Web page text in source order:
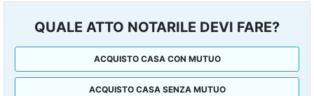
QUALE ATTO NOTARILE DEVI FARE?
ACQUISTO CASA CON MUTUO
ACQUISTO CASA SENZA MUTUO